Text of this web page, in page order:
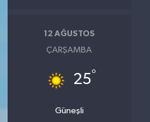
12 AĞUSTOS
ÇARŞAMBA
25°
Güneşli